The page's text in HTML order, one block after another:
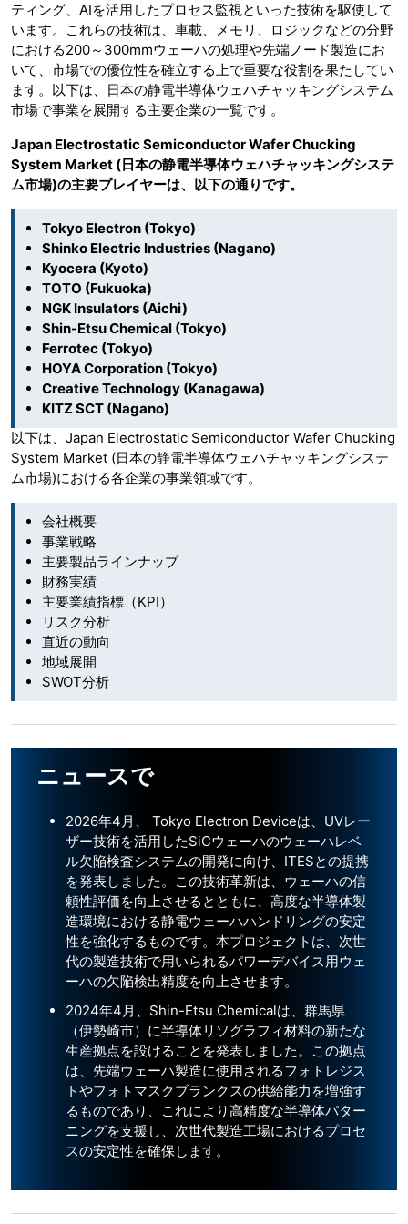
ティング、AIを活用したプロセス監視といった技術を駆使して
います。これらの技術は、車載、メモリ、ロジックなどの分野
における200～300mmウェーハの処理や先端ノード製造にお
いて、市場での優位性を確立する上で重要な役割を果たしてい
ます。以下は、日本の静電半導体ウェハチャッキングシステム
市場で事業を展開する主要企業の一覧です。
Japan Electrostatic Semiconductor Wafer Chucking
System Market (日本の静電半導体ウェハチャッキングシステ
ム市場)の主要プレイヤーは、以下の通りです。
Tokyo Electron (Tokyo)
Shinko Electric Industries (Nagano)
Kyocera (Kyoto)
TOTO (Fukuoka)
NGK Insulators (Aichi)
Shin-Etsu Chemical (Tokyo)
Ferrotec (Tokyo)
HOYA Corporation (Tokyo)
Creative Technology (Kanagawa)
KITZ SCT (Nagano)
以下は、Japan Electrostatic Semiconductor Wafer Chucking
System Market (日本の静電半導体ウェハチャッキングシステ
ム市場)における各企業の事業領域です。
会社概要
事業戦略
主要製品ラインナップ
財務実績
主要業績指標（KPI）
リスク分析
直近の動向
地域展開
SWOT分析
ニュースで
2026年4月、 Tokyo Electron Deviceは、UVレー
ザー技術を活用したSiCウェーハのウェーハレベ
ル欠陥検査システムの開発に向け、ITESとの提携
を発表しました。この技術革新は、ウェーハの信
頼性評価を向上させるとともに、高度な半導体製
造環境における静電ウェーハハンドリングの安定
性を強化するものです。本プロジェクトは、次世
代の製造技術で用いられるパワーデバイス用ウェ
ーハの欠陥検​​出精度を向上させます。
2024年4月、Shin-Etsu Chemicalは、群馬県
（伊勢崎市）に半導体リソグラフィ材料の新たな
生産拠点を設けることを発表しました。この拠点
は、先端ウェーハ製造に使用されるフォトレジス
トやフォトマスクブランクスの供給能力を増強す
るものであり、これにより高精度な半導体パター
ニングを支援し、次世代製造工場におけるプロセ
スの安定性を確保します。